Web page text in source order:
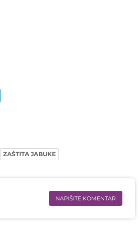
ZAŠTITA JABUKE
NAPIŠITE KOMENTAR